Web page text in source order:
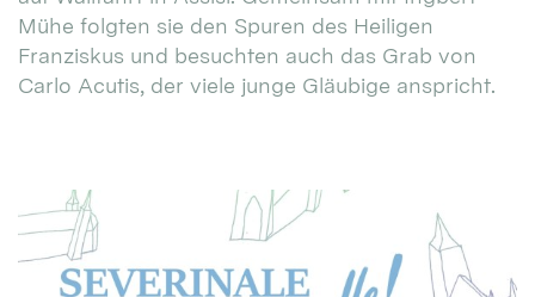
Mühe folgten sie den Spuren des Heiligen
Franziskus und besuchten auch das Grab von
Carlo Acutis, der viele junge Gläubige anspricht.